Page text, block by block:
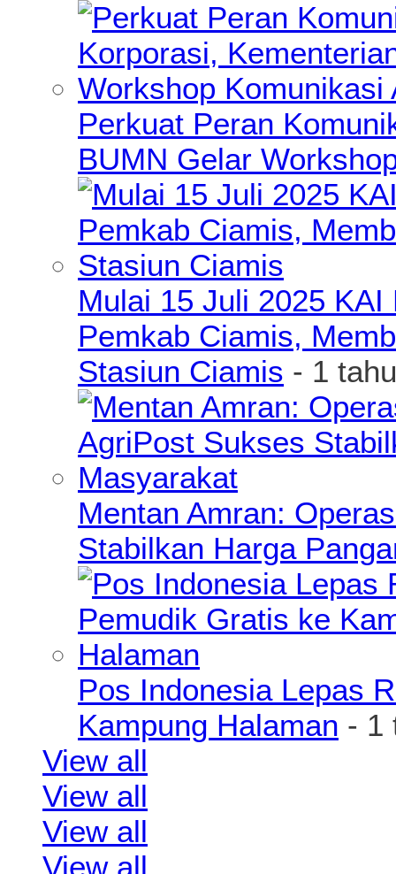
Perkuat Peran
BUMN Gelar
Mulai 15 Juli 2025
Pemkab Ciamis,
Stasiun Ciamis - 1
Mentan Amran:
Stabilkan Harga
Pos Indonesia Lepas
Kampung Halaman - 1
View all
View all
View all
View all